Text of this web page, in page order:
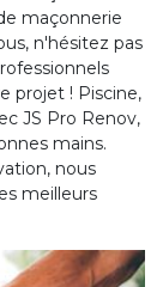
maçonnerie
n'hésitez pas
projet ! Piscine,
JS Pro Renov,
mains.
nous
meilleurs